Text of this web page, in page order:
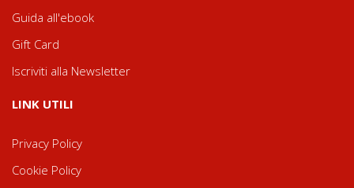
Guida all'ebook
Gift Card
Iscriviti alla Newsletter
LINK UTILI
Privacy Policy
Cookie Policy